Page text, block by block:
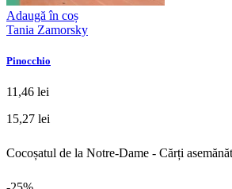
Adaugă în coș
Tania Zamorsky
Pinocchio
11,46 lei
15,27 lei
Cocoșatul de la Notre-Dame - Cărți